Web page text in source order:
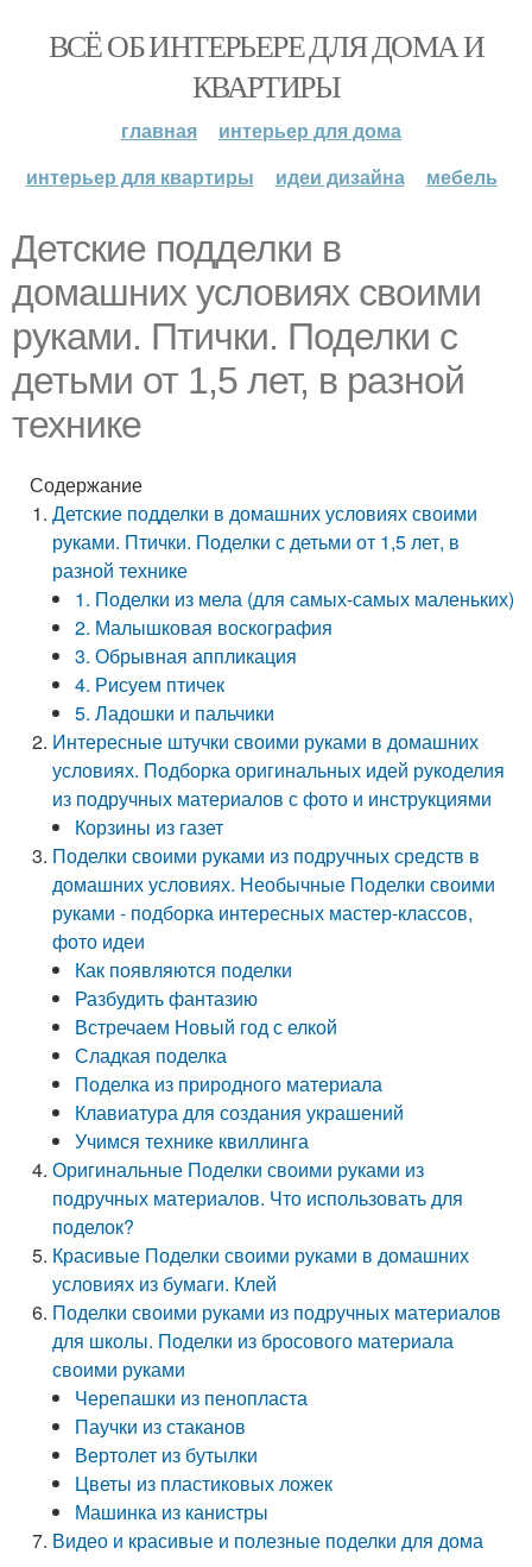
ВСЁ ОБ ИНТЕРЬЕРЕ ДЛЯ ДОМА И
КВАРТИРЫ
главная
интерьер для дома
интерьер для квартиры
идеи дизайна мебель
Детские подделки в
домашних условиях своими
руками. Птички. Поделки с
детьми от 1,5 лет, в разной
технике
Содержание
Детские подделки в домашних условиях своими
руками. Птички. Поделки с детьми от 1,5 лет, в
разной технике
1. Поделки из мела (для самых-самых маленьких)
2. Малышковая воскография
3. Обрывная аппликация
4. Рисуем птичек
5. Ладошки и пальчики
Интересные штучки своими руками в домашних
условиях. Подборка оригинальных идей рукоделия
из подручных материалов с фото и инструкциями
Корзины из газет
Поделки своими руками из подручных средств в
домашних условиях. Необычные Поделки своими
руками - подборка интересных мастер-классов,
фото идеи
Как появляются поделки
Разбудить фантазию
Встречаем Новый год с елкой
Сладкая поделка
Поделка из природного материала
Клавиатура для создания украшений
Учимся технике квиллинга
Оригинальные Поделки своими руками из
подручных материалов. Что использовать для
поделок?
Красивые Поделки своими руками в домашних
условиях из бумаги. Клей
Поделки своими руками из подручных материалов
для школы. Поделки из бросового материала
своими руками
Черепашки из пенопласта
Паучки из стаканов
Вертолет из бутылки
Цветы из пластиковых ложек
Машинка из канистры
Видео и красивые и полезные поделки для дома